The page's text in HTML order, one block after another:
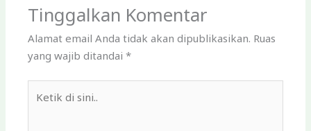
Tinggalkan Komentar
Alamat email Anda tidak akan dipublikasikan. Ruas
yang wajib ditandai*